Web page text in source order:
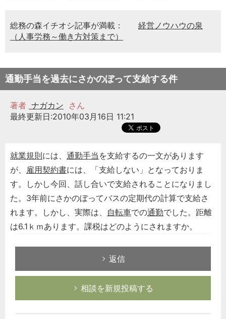
総務の森イチオシ記事が満載：
経営ノウハウの泉
（人事労務～働き方対策まで）
通勤手当を過去にさかのぼって支給する件
著者 ナガカン
さん
最終更新日:2010年03月16日 11:21
就業規則には、 通勤手当 を支給するの一文があります
が、 雇用契約書には、「支給しない」となっておりま
す。しかし今回、話し合いで支給されることになりまし
た。3年前にさかのぼってバスの定期代の計算で支給さ
れます。しかし、実際は、 自転車での通勤でした。距離
は6.1ｋｍあります。課税はどのようにされますか。
返信
相談を新規投稿する